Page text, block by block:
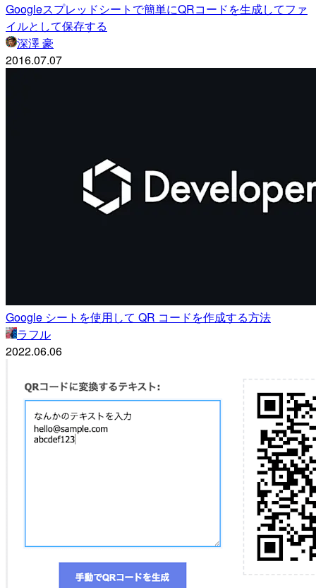
Googleスプレッドシートで簡単にQRコードを生成してファ
イルとして保存する
深澤 豪
2016.07.07
Google シートを使用して QR コードを作成する方法
ラフル
2022.06.06